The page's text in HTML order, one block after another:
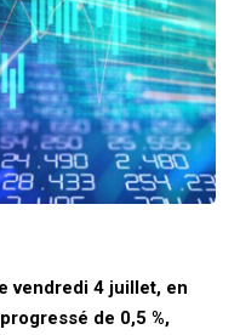
vendredi 4 juillet, en
de 0,5 %,